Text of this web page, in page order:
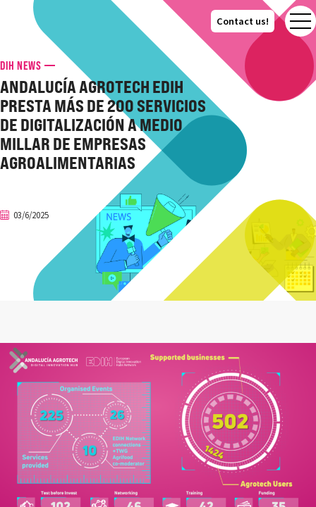
Contact us!
Contact us!
DIH NEWS
ANDALUCÍA AGROTECH EDIH
PRESTA MÁS DE 200 SERVICIOS
DE DIGITALIZACIÓN A MEDIO
MILLAR DE EMPRESAS
AGROALIMENTARIAS
03/6/2025